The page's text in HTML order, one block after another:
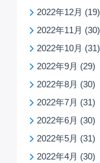
2022年12月 (19)
2022年11月 (30)
2022年10月 (31)
2022年9月 (29)
2022年8月 (30)
2022年7月 (31)
2022年6月 (30)
2022年5月 (31)
2022年4月 (30)